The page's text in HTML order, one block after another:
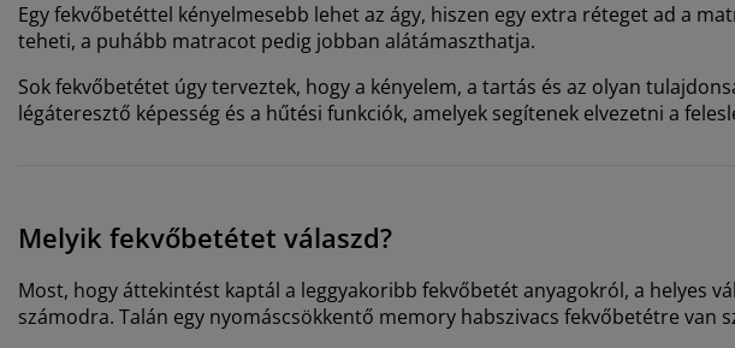
Egy fekvőbetéttel kényelmesebb lehet az ágy, hiszen egy extra réteget ad a
teheti, a puhább matracot pedig jobban alátámaszthatja.
Sok fekvőbetétet úgy terveztek, hogy a kényelem, a tartás és az olyan
légáteresztő képesség és a hűtési funkciók, amelyek segítenek elvezetni a
Melyik fekvőbetétet válaszd?
Most, hogy áttekintést kaptál a leggyakoribb fekvőbetét anyagokról, a helyes
számodra. Talán egy nyomáscsökkentő memory habszivacs fekvőbetétre van